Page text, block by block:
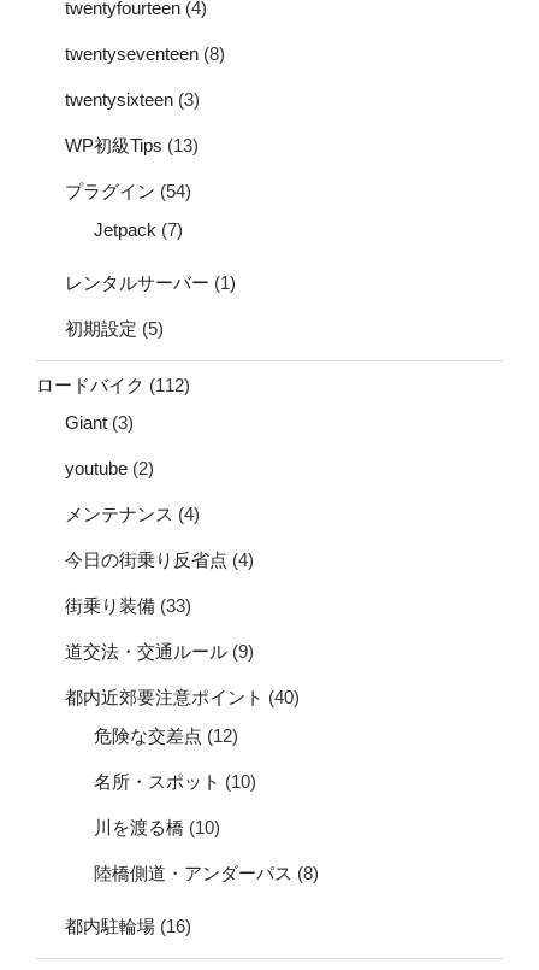
twentyfourteen (4)
twentyseventeen (8)
twentysixteen (3)
WP初級Tips (13)
プラグイン (54)
Jetpack (7)
レンタルサーバー (1)
初期設定 (5)
ロードバイク (112)
Giant (3)
youtube (2)
メンテナンス (4)
今日の街乗り反省点 (4)
街乗り装備 (33)
道交法・交通ルール (9)
都内近郊要注意ポイント (40)
危険な交差点 (12)
名所・スポット (10)
川を渡る橋 (10)
陸橋側道・アンダーパス (8)
都内駐輪場 (16)